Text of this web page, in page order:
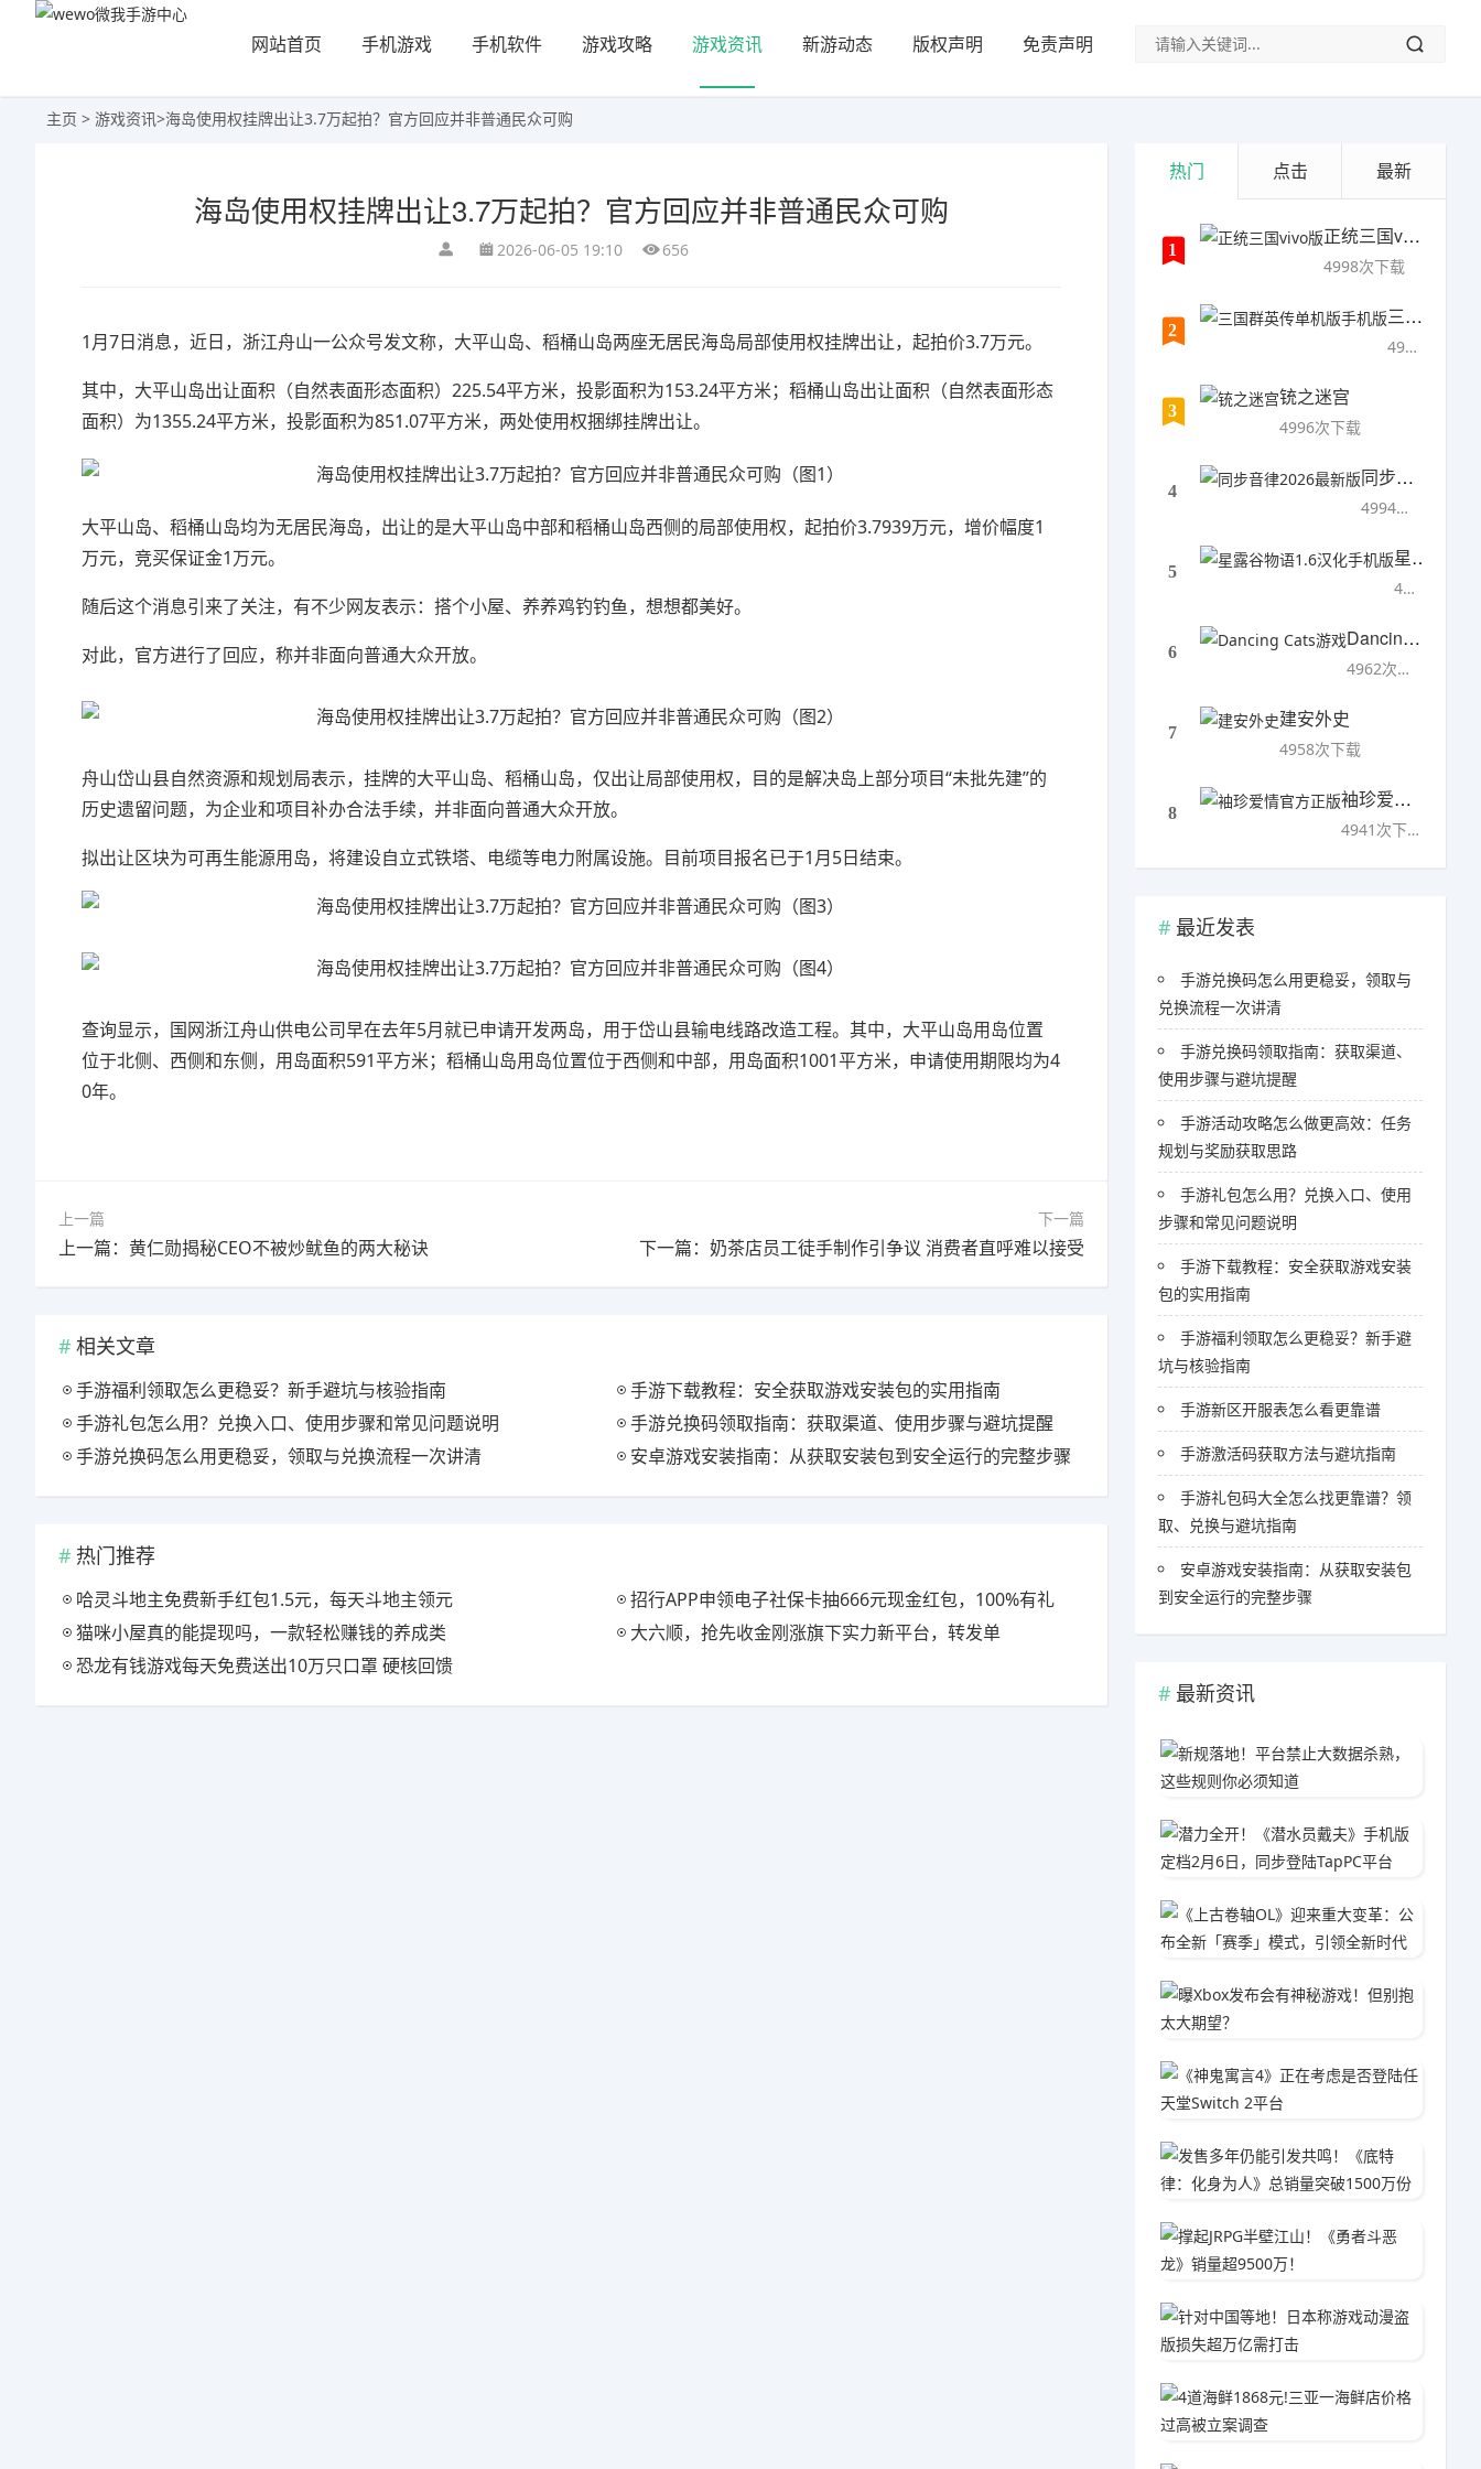
网站首页 手机游戏 手机软件 游戏攻略 游戏资讯 新游动态 版权声明 免责声明
主页 > 游戏资讯>海岛使用权挂牌出让3.7万起拍？官方回应并非普通民众可购
海岛使用权挂牌出让3.7万起拍？官方回应并非普通民众可购
2026-06-05 19:10 656
1月7日消息，近日，浙江舟山一公众号发文称，大平山岛、稻桶山岛两座无居民海岛局部使用权挂牌出让，起拍价3.7万元。
其中，大平山岛出让面积（自然表面形态面积）225.54平方米，投影面积为153.24平方米；稻桶山岛出让面积（自然表面形态
面积）为1355.24平方米，投影面积为851.07平方米，两处使用权捆绑挂牌出让。
大平山岛、稻桶山岛均为无居民海岛，出让的是大平山岛中部和稻桶山岛西侧的局部使用权，起拍价3.7939万元，增价幅度1
万元，竞买保证金1万元。
随后这个消息引来了关注，有不少网友表示：搭个小屋、养养鸡钓钓鱼，想想都美好。
对此，官方进行了回应，称并非面向普通大众开放。
舟山岱山县自然资源和规划局表示，挂牌的大平山岛、稻桶山岛，仅出让局部使用权，目的是解决岛上部分项目“未批先建”的
历史遗留问题，为企业和项目补办合法手续，并非面向普通大众开放。
拟出让区块为可再生能源用岛，将建设自立式铁塔、电缆等电力附属设施。目前项目报名已于1月5日结束。
查询显示，国网浙江舟山供电公司早在去年5月就已申请开发两岛，用于岱山县输电线路改造工程。其中，大平山岛用岛位置
位于北侧、西侧和东侧，用岛面积591平方米；稻桶山岛用岛位置位于西侧和中部，用岛面积1001平方米，申请使用期限均为4
0年。
上一篇
上一篇：黄仁勋揭秘CEO不被炒鱿鱼的两大秘诀
下一篇
下一篇：奶茶店员工徒手制作引争议 消费者直呼难以接受
相关文章
手游福利领取怎么更稳妥？新手避坑与核验指南
手游下载教程：安全获取游戏安装包的实用指南
手游礼包怎么用？兑换入口、使用步骤和常见问题说明
手游兑换码领取指南：获取渠道、使用步骤与避坑提醒
手游兑换码怎么用更稳妥，领取与兑换流程一次讲清
安卓游戏安装指南：从获取安装包到安全运行的完整步骤
热门推荐
哈灵斗地主免费新手红包1.5元，每天斗地主领元
招行APP申领电子社保卡抽666元现金红包，100%有礼
猫咪小屋真的能提现吗，一款轻松赚钱的养成类
大六顺，抢先收金刚涨旗下实力新平台，转发单
恐龙有钱游戏每天免费送出10万只口罩 硬核回馈
热门 点击 最新
1
正统三国vivo版
4998次下载
2
三国群英传单机版手机版
4997次下载
3
铳之迷宫
4996次下载
4
同步音律2026最新版
4994次下载
5
星露谷物语1.6汉化手机版
4993次下载
6
Dancing Cats游戏
4962次下载
7
建安外史
4958次下载
8
袖珍爱情官方正版
4941次下载
最近发表
手游兑换码怎么用更稳妥，领取与
兑换流程一次讲清
手游兑换码领取指南：获取渠道、
使用步骤与避坑提醒
手游活动攻略怎么做更高效：任务
规划与奖励获取思路
手游礼包怎么用？兑换入口、使用
步骤和常见问题说明
手游下载教程：安全获取游戏安装
包的实用指南
手游福利领取怎么更稳妥？新手避
坑与核验指南
手游新区开服表怎么看更靠谱
手游激活码获取方法与避坑指南
手游礼包码大全怎么找更靠谱？领
取、兑换与避坑指南
安卓游戏安装指南：从获取安装包
到安全运行的完整步骤
最新资讯